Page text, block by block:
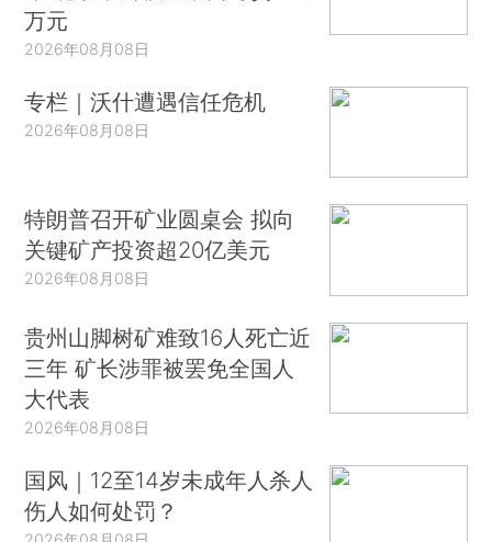
万元
2026年08月08日
专栏｜沃什遭遇信任危机
2026年08月08日
特朗普召开矿业圆桌会 拟向
关键矿产投资超20亿美元
2026年08月08日
贵州山脚树矿难致16人死亡近
三年 矿长涉罪被罢免全国人
大代表
2026年08月08日
国风｜12至14岁未成年人杀人
伤人如何处罚？